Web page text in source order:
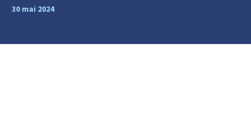
30 mai 2024